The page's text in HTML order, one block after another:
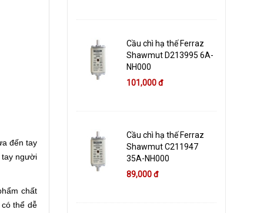
đến tay
người
chất
thể dễ
Cầu chì hạ thế Ferraz
Shawmut D213995 6A-
NH000
101,000 đ
Cầu chì hạ thế Ferraz
Shawmut C211947
35A-NH000
89,000 đ